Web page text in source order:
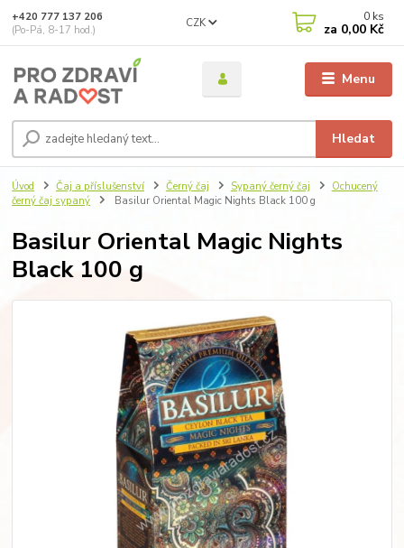
Menu
CZK
Hledat
+420 777 137 206
(Po-Pá, 8-17 hod.)
0 ks
za 0,00 Kč
Úvod Čaj a příslušenství Černý čaj Sypaný černý čaj
Ochucený
černý čaj sypaný
Basilur Oriental Magic Nights Black 100 g
Basilur Oriental Magic Nights
Black 100 g